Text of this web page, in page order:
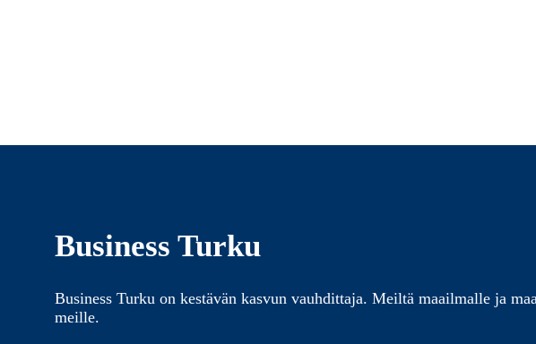
Business Turku
Business Turku on kestävän kasvun vauhdittaja. Meiltä maailmalle ja
meille.